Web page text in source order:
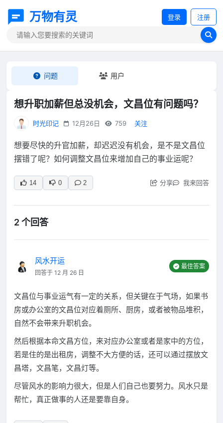
万物有灵 登录 注册
问题 用户
想升职加薪但总没机会，文昌位有问题吗？
时光印记 12月26日 759 关注
想要尽快的升官加薪，却迟迟没有机会，是不是文昌位
摆错了呢？如何调整文昌位来增加自己的事业运呢？
14 0 2 分享 我来回答
2 个回答
风水开运
回答于 12 月 26 日
最佳答案
文昌位与事业运气有一定的关系，但关键在于气场，如果书
房或办公室的文昌位对应着厕所、厨房，或者被物品堆积，
自然不会带来升职机会。
然后根据本命文昌方位，来对应办公室或者是家中的方位，
若是住的是出租房，调整不大方便的话，还可以通过摆放文
昌塔，文昌笔，文昌灯等。
尽管风水的影响力很大，但是人们自己也要努力。风水只是
帮忙，真正做事的人还是要靠自身。